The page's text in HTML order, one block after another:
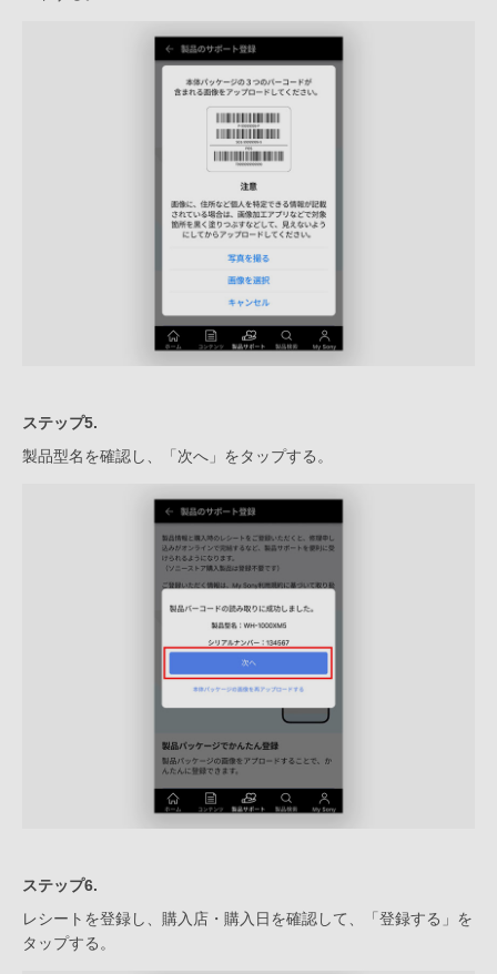
ステップ5.
製品型名を確認し、「次へ」をタップする。
ステップ6.
レシートを登録し、購入店・購入日を確認して、「登録する」を
タップする。